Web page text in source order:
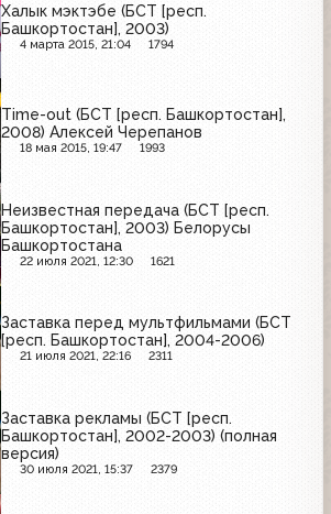
Халык мэктэбе (БСТ [респ.
Башкортостан], 2003)
4 марта 2015, 21:04 1794
Time-out (БСТ [респ. Башкортостан],
2008) Алексей Черепанов
18 мая 2015, 19:47 1993
Неизвестная передача (БСТ [респ.
Башкортостан], 2003) Белорусы
Башкортостана
22 июля 2021, 12:30 1621
Заставка перед мультфильмами (БСТ
[респ. Башкортостан], 2004-2006)
21 июля 2021, 22:16 2311
Заставка рекламы (БСТ [респ.
Башкортостан], 2002-2003) (полная
версия)
30 июля 2021, 15:37 2379